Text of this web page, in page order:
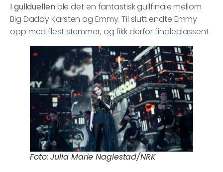
I gullduellenble det en fantastisk gullfinale mellom
Big Daddy Karsten og Emmy. Til slutt endte Emmy
opp med flest stemmer, og fikk derfor finaleplassen!
Foto: Julia Marie Naglestad/NRK